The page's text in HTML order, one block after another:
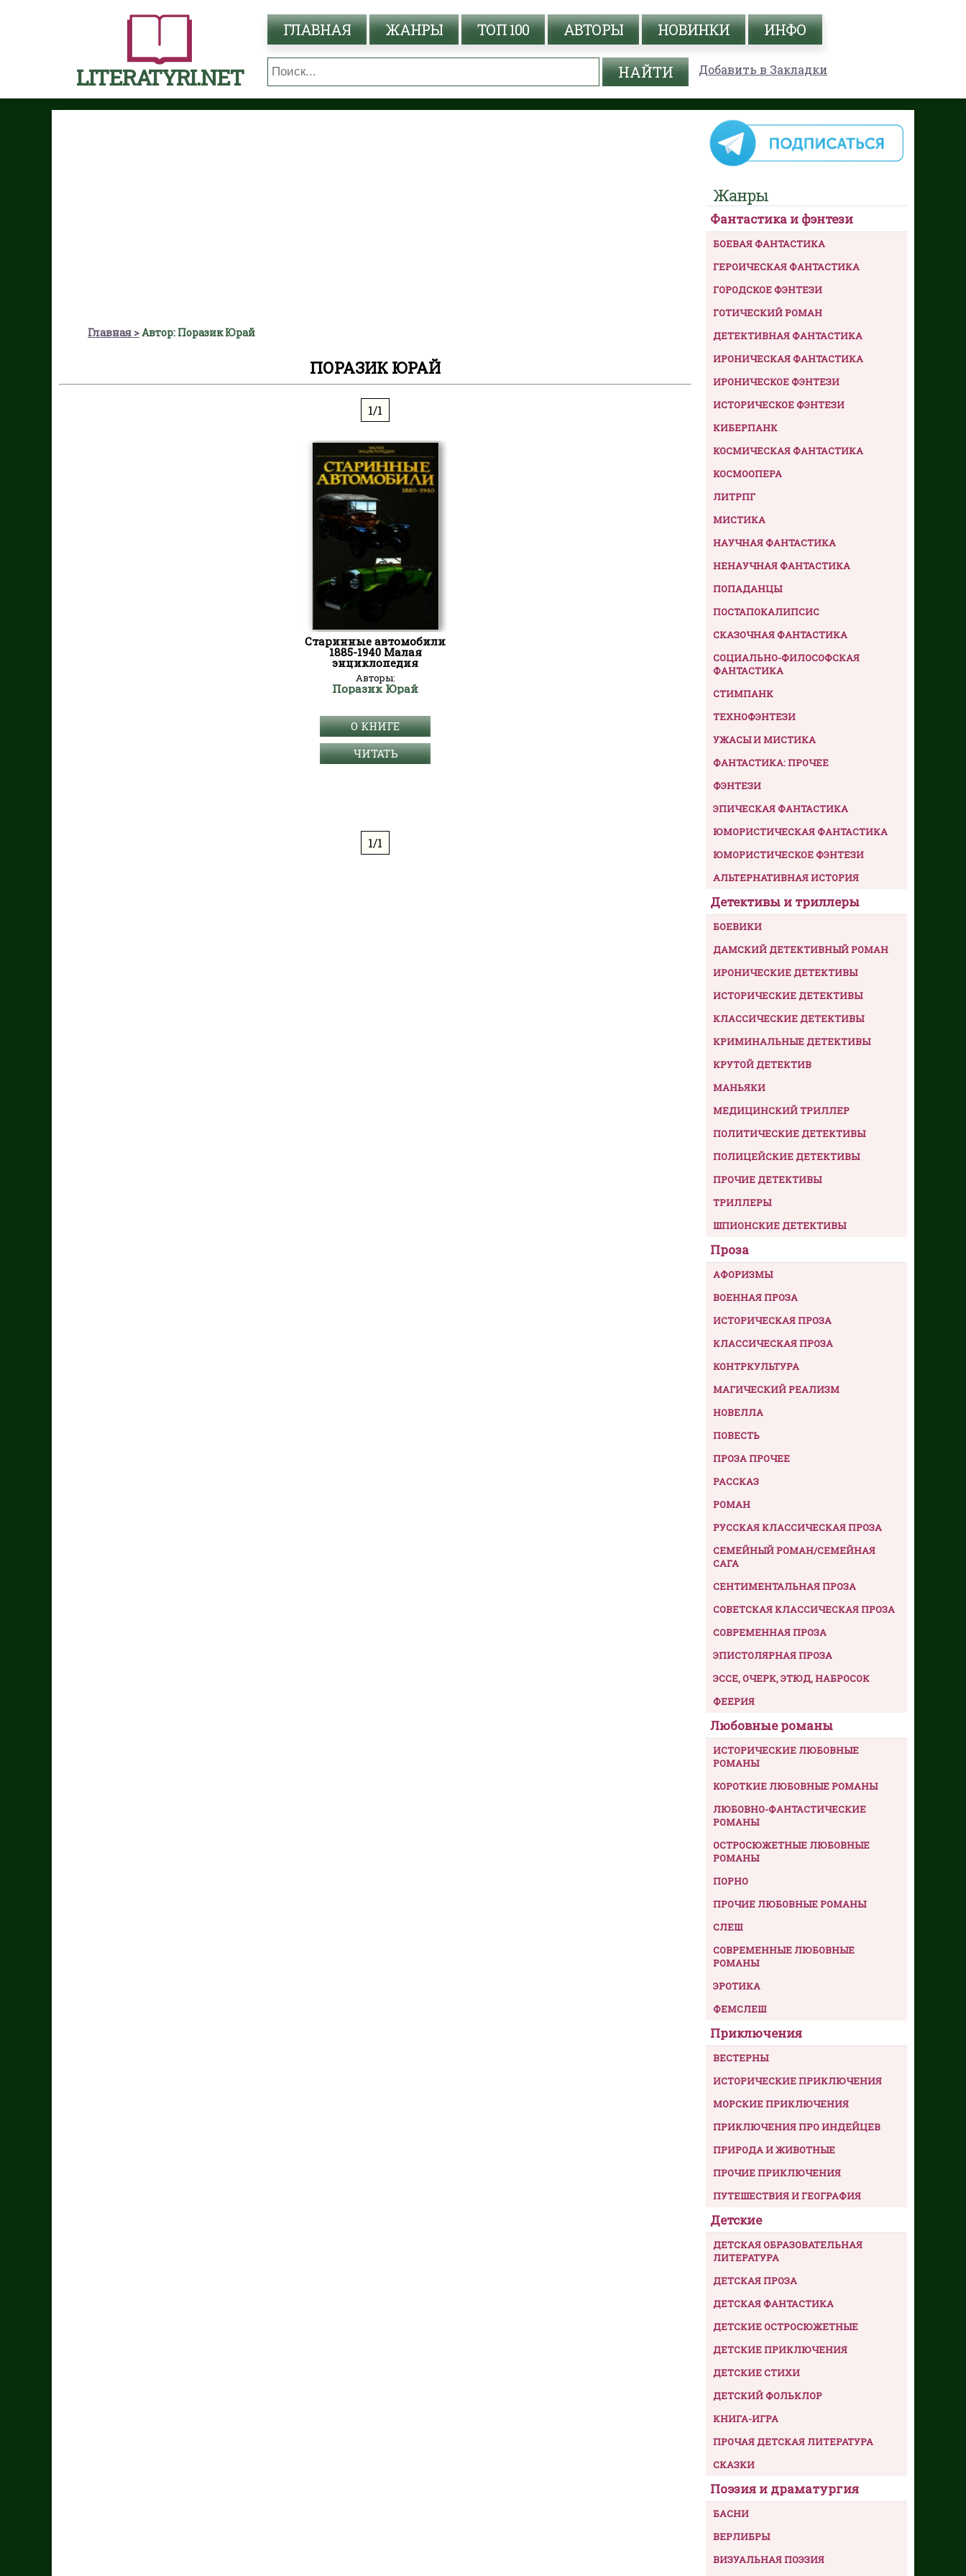
LITERATYRI.NET
ГЛАВНАЯ ЖАНРЫ ТОП 100 АВТОРЫ НОВИНКИ ИНФО
Добавить в Закладки
Главная Автор: Поразик Юрай
ПОРАЗИК ЮРАЙ
1/1
Старинные автомобили
1885-1940 Малая
энциклопедия
Авторы:
Поразик Юрай
О КНИГЕ
ЧИТАТЬ
1/1
Жанры
Фантастика и фэнтези
БОЕВАЯ ФАНТАСТИКА
ГЕРОИЧЕСКАЯ ФАНТАСТИКА
ГОРОДСКОЕ ФЭНТЕЗИ
ГОТИЧЕСКИЙ РОМАН
ДЕТЕКТИВНАЯ ФАНТАСТИКА
ИРОНИЧЕСКАЯ ФАНТАСТИКА
ИРОНИЧЕСКОЕ ФЭНТЕЗИ
ИСТОРИЧЕСКОЕ ФЭНТЕЗИ
КИБЕРПАНК
КОСМИЧЕСКАЯ ФАНТАСТИКА
КОСМООПЕРА
ЛИТРПГ
МИСТИКА
НАУЧНАЯ ФАНТАСТИКА
НЕНАУЧНАЯ ФАНТАСТИКА
ПОПАДАНЦЫ
ПОСТАПОКАЛИПСИС
СКАЗОЧНАЯ ФАНТАСТИКА
СОЦИАЛЬНО-ФИЛОСОФСКАЯ
ФАНТАСТИКА
СТИМПАНК
ТЕХНОФЭНТЕЗИ
УЖАСЫ И МИСТИКА
ФАНТАСТИКА: ПРОЧЕЕ
ФЭНТЕЗИ
ЭПИЧЕСКАЯ ФАНТАСТИКА
ЮМОРИСТИЧЕСКАЯ ФАНТАСТИКА
ЮМОРИСТИЧЕСКОЕ ФЭНТЕЗИ
АЛЬТЕРНАТИВНАЯ ИСТОРИЯ
Детективы и триллеры
БОЕВИКИ
ДАМСКИЙ ДЕТЕКТИВНЫЙ РОМАН
ИРОНИЧЕСКИЕ ДЕТЕКТИВЫ
ИСТОРИЧЕСКИЕ ДЕТЕКТИВЫ
КЛАССИЧЕСКИЕ ДЕТЕКТИВЫ
КРИМИНАЛЬНЫЕ ДЕТЕКТИВЫ
КРУТОЙ ДЕТЕКТИВ
МАНЬЯКИ
МЕДИЦИНСКИЙ ТРИЛЛЕР
ПОЛИТИЧЕСКИЕ ДЕТЕКТИВЫ
ПОЛИЦЕЙСКИЕ ДЕТЕКТИВЫ
ПРОЧИЕ ДЕТЕКТИВЫ
ТРИЛЛЕРЫ
ШПИОНСКИЕ ДЕТЕКТИВЫ
Проза
АФОРИЗМЫ
ВОЕННАЯ ПРОЗА
ИСТОРИЧЕСКАЯ ПРОЗА
КЛАССИЧЕСКАЯ ПРОЗА
КОНТРКУЛЬТУРА
МАГИЧЕСКИЙ РЕАЛИЗМ
НОВЕЛЛА
ПОВЕСТЬ
ПРОЗА ПРОЧЕЕ
РАССКАЗ
РОМАН
РУССКАЯ КЛАССИЧЕСКАЯ ПРОЗА
СЕМЕЙНЫЙ РОМАН/СЕМЕЙНАЯ
САГА
СЕНТИМЕНТАЛЬНАЯ ПРОЗА
СОВЕТСКАЯ КЛАССИЧЕСКАЯ ПРОЗА
СОВРЕМЕННАЯ ПРОЗА
ЭПИСТОЛЯРНАЯ ПРОЗА
ЭССЕ, ОЧЕРК, ЭТЮД, НАБРОСОК
ФЕЕРИЯ
Любовные романы
ИСТОРИЧЕСКИЕ ЛЮБОВНЫЕ
РОМАНЫ
КОРОТКИЕ ЛЮБОВНЫЕ РОМАНЫ
ЛЮБОВНО-ФАНТАСТИЧЕСКИЕ
РОМАНЫ
ОСТРОСЮЖЕТНЫЕ ЛЮБОВНЫЕ
РОМАНЫ
ПОРНО
ПРОЧИЕ ЛЮБОВНЫЕ РОМАНЫ
СЛЕШ
СОВРЕМЕННЫЕ ЛЮБОВНЫЕ
РОМАНЫ
ЭРОТИКА
ФЕМСЛЕШ
Приключения
ВЕСТЕРНЫ
ИСТОРИЧЕСКИЕ ПРИКЛЮЧЕНИЯ
МОРСКИЕ ПРИКЛЮЧЕНИЯ
ПРИКЛЮЧЕНИЯ ПРО ИНДЕЙЦЕВ
ПРИРОДА И ЖИВОТНЫЕ
ПРОЧИЕ ПРИКЛЮЧЕНИЯ
ПУТЕШЕСТВИЯ И ГЕОГРАФИЯ
Детские
ДЕТСКАЯ ОБРАЗОВАТЕЛЬНАЯ
ЛИТЕРАТУРА
ДЕТСКАЯ ПРОЗА
ДЕТСКАЯ ФАНТАСТИКА
ДЕТСКИЕ ОСТРОСЮЖЕТНЫЕ
ДЕТСКИЕ ПРИКЛЮЧЕНИЯ
ДЕТСКИЕ СТИХИ
ДЕТСКИЙ ФОЛЬКЛОР
КНИГА-ИГРА
ПРОЧАЯ ДЕТСКАЯ ЛИТЕРАТУРА
СКАЗКИ
Поэзия и драматургия
БАСНИ
ВЕРЛИБРЫ
ВИЗУАЛЬНАЯ ПОЭЗИЯ